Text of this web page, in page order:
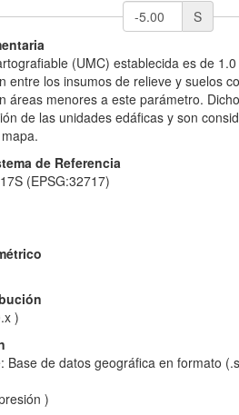
S
(UMC) establecida es de
entre los insumos de relieve y suelos
áreas menores a este parámetro.
de las unidades edáficas y son
de Referencia
(EPSG:32717)
)
Base de datos geográfica en formato
)